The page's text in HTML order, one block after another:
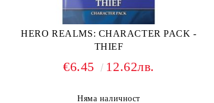
HERO REALMS: CHARACTER PACK -
THIEF
€6.45 12.62лв.
Няма наличност